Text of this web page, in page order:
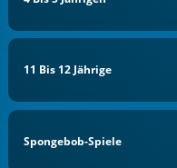
11 Bis 12 Jährige
Spongebob-Spiele